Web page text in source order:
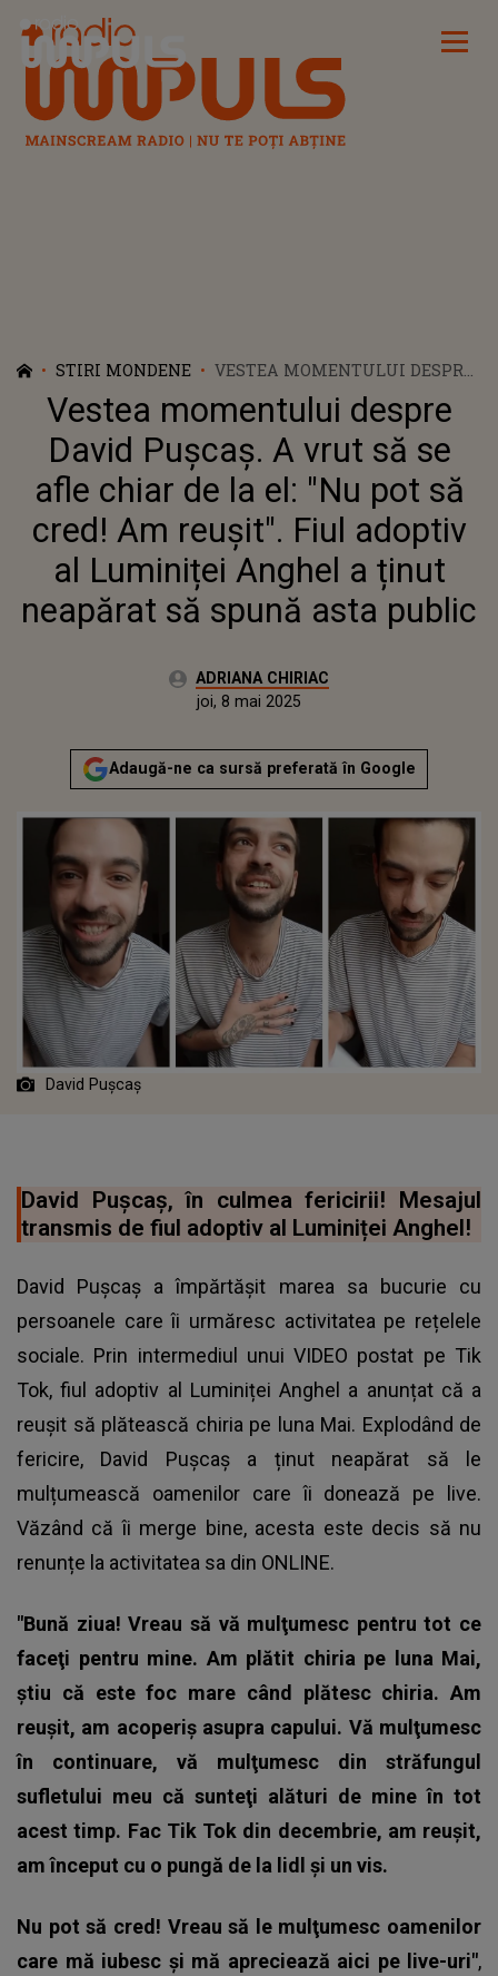
Radio Impuls
STIRI MONDENE
VESTEA MOMENTULUI DESPRE
DAVID PUȘCAȘ. A VRUT SĂ SE
AFLE CHIAR DE LA EL: "NU POT
SĂ CRED! AM REUȘIT". FIUL
ADOPTIV AL LUMINIȚEI
ANGHEL A ȚINUT NEAPĂRAT
SĂ SPUNĂ ASTA PUBLIC
Vestea momentului despre
David Pușcaș. A vrut să se
afle chiar de la el: "Nu pot să
cred! Am reușit". Fiul adoptiv
al Luminiței Anghel a ținut
neapărat să spună asta public
Autor:ADRIANA CHIRIAC
Actualizat:
joi, 8 mai 2025
Adaugă-ne ca sursă preferată în Google
David Pușcaș
David Pușcaș, în culmea fericirii! Mesajul
transmis de fiul adoptiv al Luminiței Anghel!
David Pușcaș a împărtăşit marea sa bucurie cu
persoanele care îi urmăresc activitatea pe rețelele
sociale. Prin intermediul unui VIDEO postat pe Tik
Tok, fiul adoptiv al Luminiței Anghel a anunțat că a
reuşit să plătească chiria pe luna Mai. Explodând de
fericire, David Pușcaș a ținut neapărat să le
mulțumească oamenilor care îi donează pe live.
Văzând că îi merge bine, acesta este decis să nu
renunțe la activitatea sa din ONLINE.
"Bună ziua! Vreau să vă mulţumesc pentru tot ce
faceţi pentru mine. Am plătit chiria pe luna Mai,
știu că este foc mare când plătesc chiria. Am
reușit, am acoperiș asupra capului. Vă mulţumesc
în continuare, vă mulţumesc din străfungul
sufletului meu că sunteţi alături de mine în tot
acest timp. Fac Tik Tok din decembrie, am reușit,
am început cu o pungă de la lidl și un vis.
Nu pot să cred! Vreau să le mulţumesc oamenilor
care mă iubesc și mă apreciează aici pe live-uri",